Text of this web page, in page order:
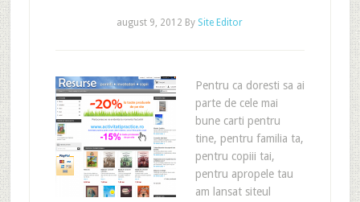
august 9, 2012 By Site Editor
Pentru ca doresti sa ai
parte de cele mai
bune carti pentru
tine, pentru familia ta,
pentru copiii tai,
pentru apropele tau
am lansat siteul